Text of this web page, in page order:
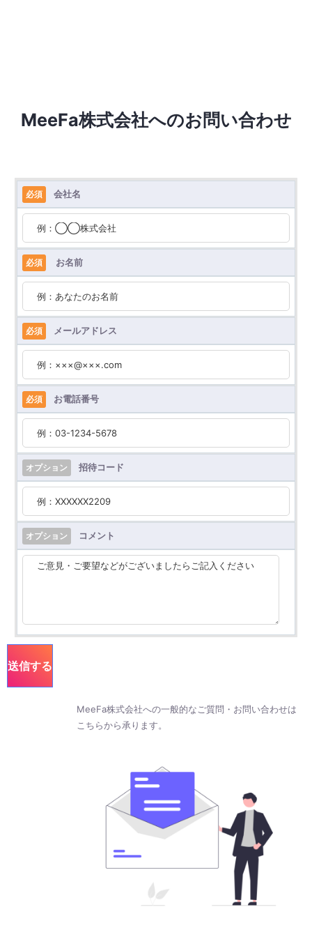
MeeFa株式会社へのお問い合わせ
MeeFa株式会社への一般的なご質問・お問い合わせは
こちらから承ります。
必須 会社名
必須 お名前
必須 メールアドレス
必須 お電話番号
オプション 招待コード
オプション コメント